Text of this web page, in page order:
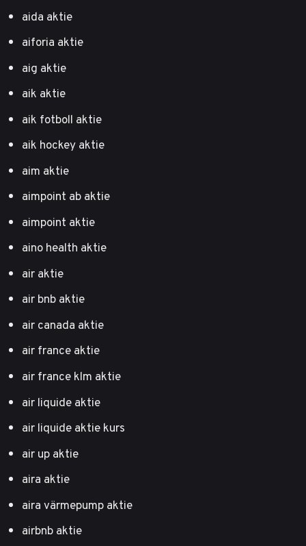
aida aktie
aiforia aktie
aig aktie
aik aktie
aik fotboll aktie
aik hockey aktie
aim aktie
aimpoint ab aktie
aimpoint aktie
aino health aktie
air aktie
air bnb aktie
air canada aktie
air france aktie
air france klm aktie
air liquide aktie
air liquide aktie kurs
air up aktie
aira aktie
aira värmepump aktie
airbnb aktie